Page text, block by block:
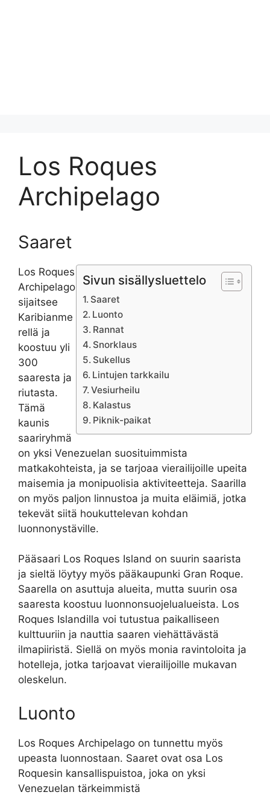
Los Roques
Archipelago
Saaret
Sivun sisällysluettelo
Saaret
Luonto
Rannat
Snorklaus
Sukellus
Lintujen tarkkailu
Vesiurheilu
Kalastus
Piknik-paikat
Los Roques
Archipelago
sijaitsee
Karibianme
rellä ja
koostuu yli
300
saaresta ja
riutasta.
Tämä
kaunis
saariryhmä
on yksi Venezuelan suosituimmista
matkakohteista, ja se tarjoaa vierailijoille upeita
maisemia ja monipuolisia aktiviteetteja. Saarilla
on myös paljon linnustoa ja muita eläimiä, jotka
tekevät siitä houkuttelevan kohdan
luonnonystäville.
Pääsaari Los Roques Island on suurin saarista
ja sieltä löytyy myös pääkaupunki Gran Roque.
Saarella on asuttuja alueita, mutta suurin osa
saaresta koostuu luonnonsuojelualueista. Los
Roques Islandilla voi tutustua paikalliseen
kulttuuriin ja nauttia saaren viehättävästä
ilmapiiristä. Siellä on myös monia ravintoloita ja
hotelleja, jotka tarjoavat vierailijoille mukavan
oleskelun.
Luonto
Los Roques Archipelago on tunnettu myös
upeasta luonnostaan. Saaret ovat osa Los
Roquesin kansallispuistoa, joka on yksi
Venezuelan tärkeimmistä